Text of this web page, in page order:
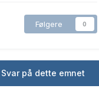
Følgere 0
Svar på dette emnet